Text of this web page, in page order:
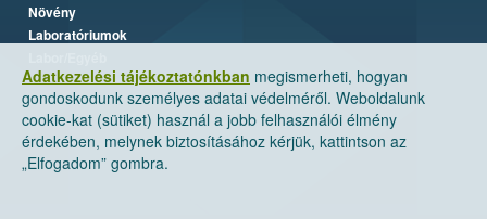
Adatkezelési tájékoztatónkban megismerheti, hogyan
gondoskodunk személyes adatai védelméről. Weboldalunk
cookie-kat (sütiket) használ a jobb felhasználói élmény
érdekében, melynek biztosításához kérjük, kattintson az
„Elfogadom” gombra.
Növény
Laboratóriumok